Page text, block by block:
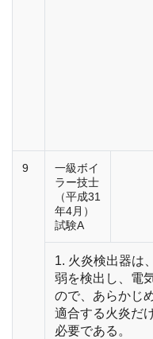
9
一級ボイ
ラー技士
（平成31
年4月）
試験A
1. 火炎検出器は
弱を検出し、電
ので、あらかじ
適合する火炎だ
必要である。